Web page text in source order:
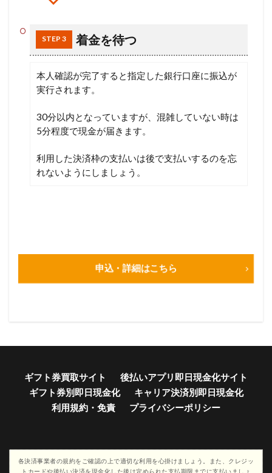
STEP 3 着金を待つ
本人確認が完了すると指定した銀行口座に振込が
実行されます。
30分以内となっていますが、混雑していない時は
5分程度で現金が届きます。
利用した決済枠の支払いは後で支払いするのを忘
れないようにしましょう。
申込・詳細はこちら
ギフト券買取サイト
後払いアプリ即日現金化サイト
ギフト券別即日現金化
キャリア決済別即日現金化
利用規約・免責
プライバシーポリシー
各決済事業者の規約をご確認の上で適切な利用を心掛けましょう。また、クレジッ
トカードや後払い決済を現金化した後は定められた支払期限までに支払いましょ